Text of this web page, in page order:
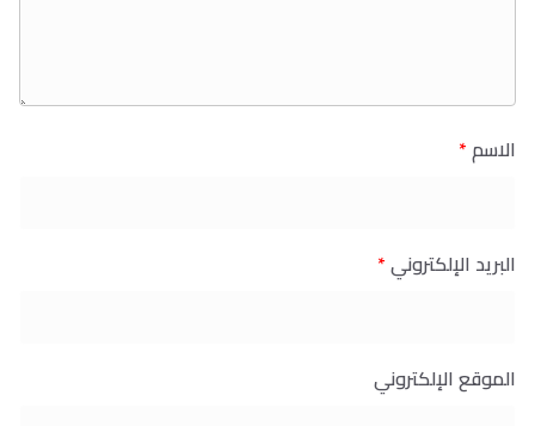
الاسم*
البريد الإلكتروني*
الموقع الإلكتروني